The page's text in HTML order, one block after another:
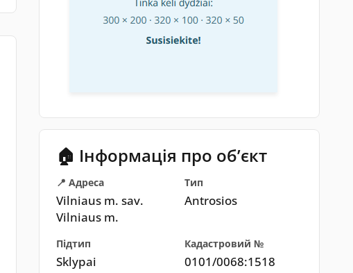
🏠 Інформація про обʼєкт
📍 Адреса
Vilniaus m. sav.
Vilniaus m.
Тип
Antrosios
Підтип
Sklypai
Кадастровий №
0101/0068:1518